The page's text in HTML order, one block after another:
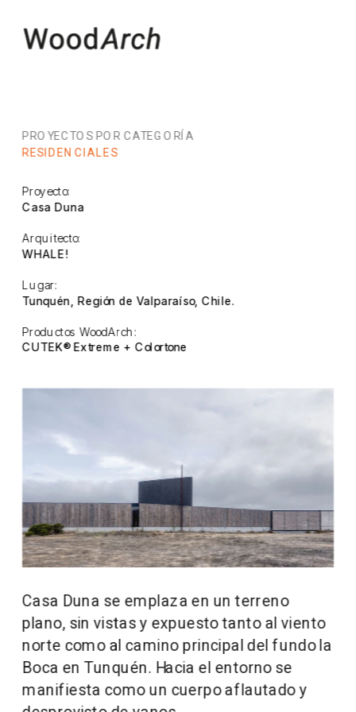
PROYECTOS POR CATEGORÍA
RESIDENCIALES
Proyecto:
Casa Duna
Arquitecto:
WHALE!
Lugar:
Tunquén, Región de Valparaíso, Chile.
Productos WoodArch:
CUTEK® Extreme + Colortone
Casa Duna se emplaza en un terreno
plano, sin vistas y expuesto tanto al viento
norte como al camino principal del fundo la
Boca en Tunquén. Hacia el entorno se
manifiesta como un cuerpo aflautado y